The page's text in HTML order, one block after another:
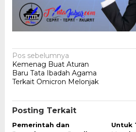
Navigasi
pos
Pos sebelumnya
Kemenag Buat Aturan
Baru Tata Ibadah Agama
Terkait Omicron Melonjak
Posting Terkait
Pemerintah dan
Untuk